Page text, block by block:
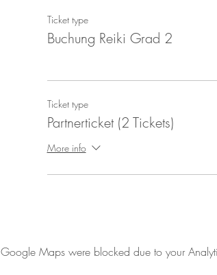
Ticket type
Buchung Reiki Grad 2
Ticket type
Partnerticket (2 Tickets)
More info
Google Maps were blocked due to your